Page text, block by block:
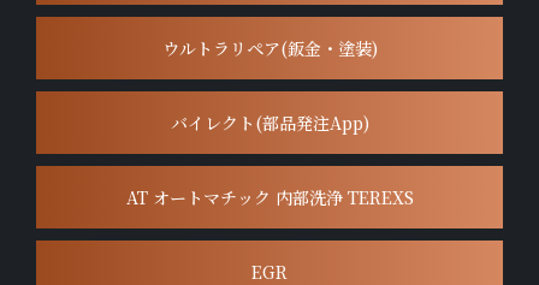
ウルトラリペア(鈑金・塗装)
バイレクト(部品発注App)
AT オートマチック 内部洗浄 TEREXS
EGR